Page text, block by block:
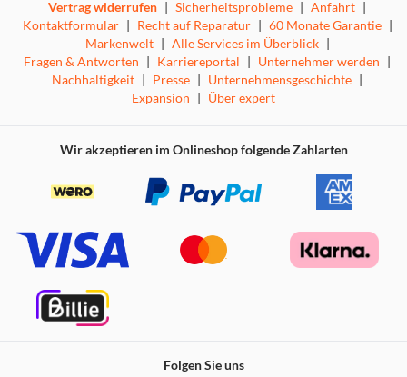
Vertrag widerrufen | Sicherheitsprobleme | Anfahrt |
Kontaktformular | Recht auf Reparatur | 60 Monate Garantie |
Markenwelt | Alle Services im Überblick |
Fragen & Antworten | Karriereportal | Unternehmer werden |
Nachhaltigkeit | Presse | Unternehmensgeschichte |
Expansion | Über expert
Wir akzeptieren im Onlineshop folgende Zahlarten
Folgen Sie uns